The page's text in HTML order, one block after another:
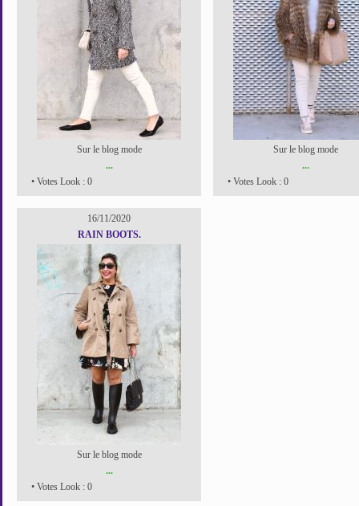
Sur le blog mode
...
• Votes Look : 0
Sur le blog mode
...
• Votes Look : 0
16/11/2020
RAIN BOOTS.
Sur le blog mode
...
• Votes Look : 0